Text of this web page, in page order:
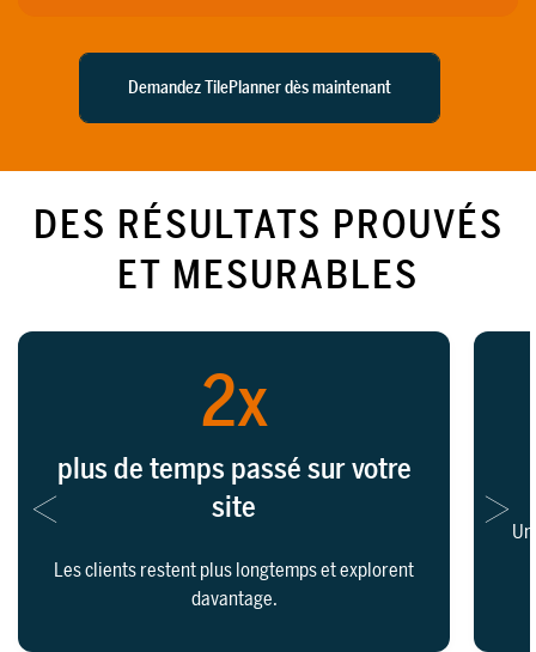
Demandez TilePlanner dès maintenant
DES RÉSULTATS PROUVÉS
ET MESURABLES
2x
plus de temps passé sur votre
site
Les clients restent plus longtemps et explorent
davantage.